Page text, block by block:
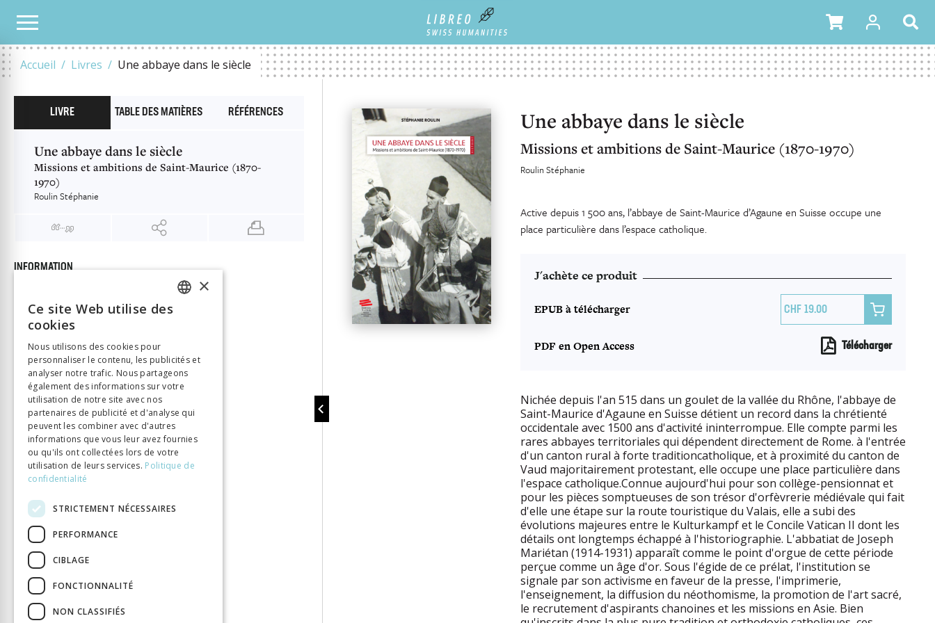
Accueil Livres Une abbaye dans le siècle
NOTRE CATALOGUE
Une abbaye dans le siècle
Missions et ambitions de Saint-Maurice (1870-1970)
Roulin Stéphanie
Active depuis 1 500 ans, l’abbaye de Saint-Maurice d’Agaune en Suisse occupe une
place particulière dans l’espace catholique.
J'achète ce produit
EPUB à télécharger 19.00 
PDF en Open Access Télécharger
Nichée depuis l'an 515 dans un goulet de la vallée du Rhône, l'abbaye de
Saint-Maurice d'Agaune en Suisse détient un record dans la chrétienté
occidentale avec 1500 ans d'activité ininterrompue. Elle compte parmi les
rares abbayes territoriales qui dépendent directement de Rome. à l'entrée
d'un canton rural à forte traditioncatholique, et à proximité du canton de
Vaud majoritairement protestant, elle occupe une place particulière dans
l'espace catholique.Connue aujourd'hui pour son collège-pensionnat et
pour les pièces somptueuses de son trésor d'orfèvrerie médiévale qui fait
d'elle une étape sur la route touristique du Valais, elle a subi des
évolutions majeures entre le Kulturkampf et le Concile Vatican II dont les
détails ont longtemps échappé à l'historiographie. L'abbatiat de Joseph
Mariétan (1914-1931) apparaît comme le point d'orgue de cette période
perçue comme un âge d'or. Sous l'égide de ce prélat, l'institution se
signale par son activisme en faveur de la presse, l'imprimerie,
l'enseignement, la diffusion du néothomisme, la promotion de l'art sacré,
le recrutement d'aspirants chanoines et les missions en Asie. Bien
LIVRE TABLE DES MATIÈRES RÉFÉRENCES
Une abbaye dans le siècle
Missions et ambitions de Saint-Maurice (1870-
1970)
Roulin Stéphanie
INFORMATION
Roulin Stéphanie
Éditeur
Alphil
ISBN
Langue
Français
Collection
Histoire
Nombre de pages
266
Parution
1 avr. 2019
Type de livre
Monographie
DOI
10.33055/ALPHIL.03114
ITALIAN
×
Ce site Web utilise des
cookies
Nous utilisons des cookies pour
personnaliser le contenu, les publicités et
analyser notre trafic. Nous partageons
également des informations sur votre
utilisation de notre site avec nos
partenaires de publicité et d'analyse qui
peuvent les combiner avec d'autres
informations que vous leur avez fournies
ou qu'ils ont collectées lors de votre
utilisation de leurs services. Politique de
confidentialité
STRICTEMENT NÉCESSAIRES
PERFORMANCE
CIBLAGE
FONCTIONNALITÉ
NON CLASSIFIÉS